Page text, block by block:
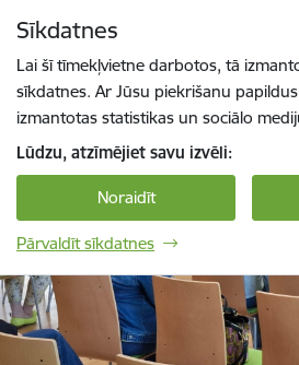
Sīkdatnes
Lai šī tīmekļvietne darbotos, tā
sīkdatnes. Ar Jūsu piekrišanu
izmantotas statistikas un sociālo
Lūdzu, atzīmējiet savu izvēli:
Noraidīt
Pārvaldīt sīkdatnes
1 / 5